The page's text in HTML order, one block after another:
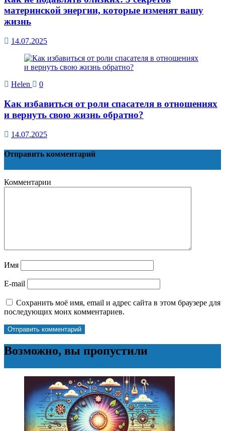
материнской энергии, которые изменят вашу
жизнь
14.07.2025
Helen 0
Как избавиться от роли спасателя в отношениях
и вернуть свою жизнь обратно?
14.07.2025
Отправить комментарий
Комментарии
Имя
E-mail
Сохранить моё имя, email и адрес сайта в этом браузере для
последующих моих комментариев.
Возможно, вы пропустили